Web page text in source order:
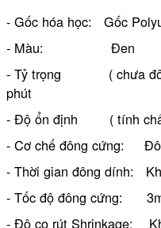
- Gốc hóa học: Gốc
- Màu: Đen
- Tỷ trọng ( chưa
phút
- Độ ổn định ( tính chất
- Cơ chế đông cứng:
- Thời gian đông dính:
- Tốc độ đông cứng:
- Độ co rút Shrinkage: